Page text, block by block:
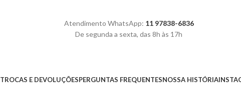
Atendimento WhatsApp: 11 97838-6836
De segunda a sexta, das 8h às 17h
TROCAS E DEVOLUÇÕESPERGUNTAS FREQUENTESNOSSA HISTÓRIA